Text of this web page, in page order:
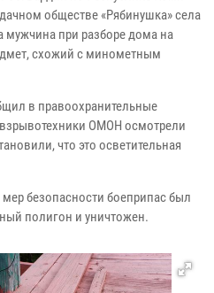
обществе «Рябинушка» села
при разборе дома на
схожий с минометным
в правоохранительные
ОМОН осмотрели
что это осветительная
безопасности боеприпас был
полигон и уничтожен.